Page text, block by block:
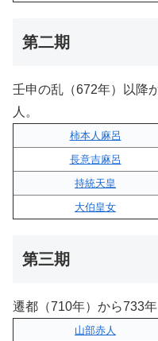
第二期
壬申の乱（672年）以降
人。
柿本人麻呂
長意吉麻呂
持統天皇
大伯皇女
第三期
遷都（710年）から733
山部赤人